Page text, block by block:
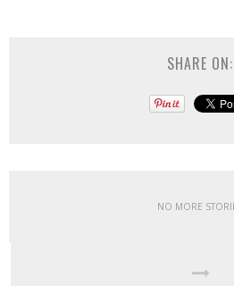
SHARE ON:
NO MORE